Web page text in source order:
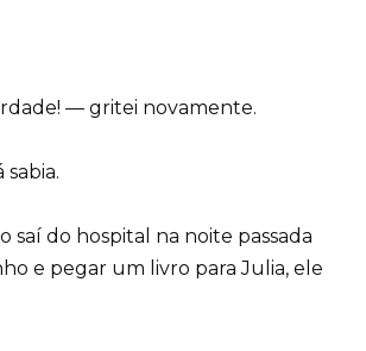
— gritei novamente.
sabia.
saí do hospital na noite passada
e pegar um livro para Julia, ele